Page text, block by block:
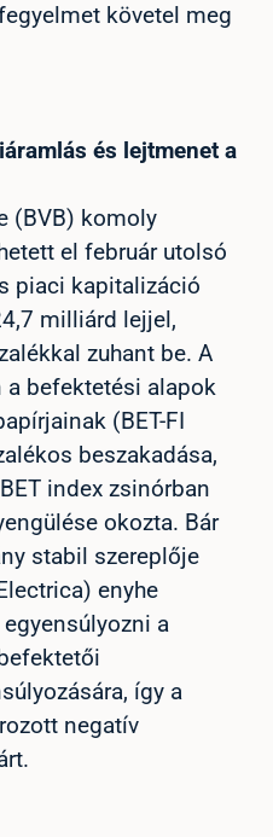
követel meg
és lejtmenet a
(BVB) komoly
el február utolsó
piaci kapitalizáció
milliárd lejjel,
zuhant be. A
a befektetési alapok
(BET-FI
beszakadása,
index zsinórban
okozta. Bár
stabil szereplője
enyhe
a
így a
negatív